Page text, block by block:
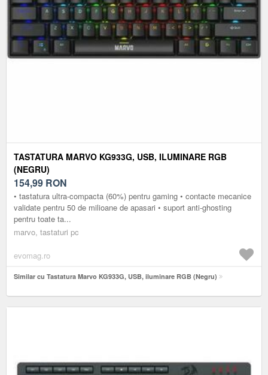
TASTATURA MARVO KG933G, USB, ILUMINARE RGB
(NEGRU)
154,99 RON
• tastatura ultra-compacta (60%) pentru gaming • contacte mecanice
validate pentru 50 de milioane de apasari • suport anti-ghosting
pentru toate ta...
marvo, tastaturi pc
evomag.ro
Similar cu Tastatura Marvo KG933G, USB, iluminare RGB (Negru)